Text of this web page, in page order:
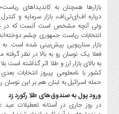
بازارها همچنان به کاندیداهای
درباره اف‌ای‌تی‌اف، بازار سرمایه و
ولی آنچه مشخص است آنست که در
انتخابات ریاست جمهوری چشم
بازار سناریویی پیش‌بینی شده است.
فعلا یک نوسان رو به بالا در نظر گرفته
به بالای بازار ارز و طلا اثر گذاشته
کشور با نامعلومی پیروز انتخابات
حمله اسرائیل به لبنان هم بر این نوسان
ورود پول به صندوق‌های طلا رکورد زد
در روز جاری در آستانه تعطیلات عید